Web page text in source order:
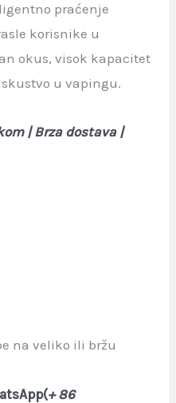
praćenje
korisnike u
okus, visok kapacitet
u vapingu.
| Brza dostava |
na veliko ili bržu
+ 86